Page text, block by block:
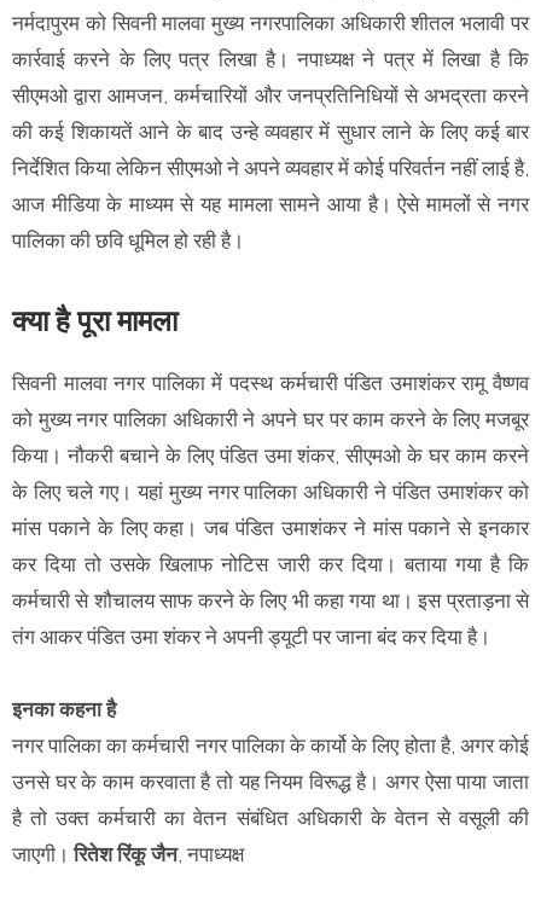
नर्मदापुरम को सिवनी मालवा मुख्य नगरपालिका अधिकारी शीतल भलावी पर
कार्रवाई करने के लिए पत्र लिखा है। नपाध्यक्ष ने पत्र में लिखा है कि
सीएमओ द्वारा आमजन, कर्मचारियों और जनप्रतिनिधियों से अभद्रता करने
की कई शिकायतें आने के बाद उन्हे व्यवहार में सुधार लाने के लिए कई बार
निर्देशित किया लेकिन सीएमओ ने अपने व्यवहार में कोई परिवर्तन नहीं लाई है,
आज मीडिया के माध्यम से यह मामला सामने आया है। ऐसे मामलों से नगर
पालिका की छवि धूमिल हो रही है।
क्या है पूरा मामला
सिवनी मालवा नगर पालिका में पदस्थ कर्मचारी पंडित उमाशंकर रामू वैष्णव
को मुख्य नगर पालिका अधिकारी ने अपने घर पर काम करने के लिए मजबूर
किया। नौकरी बचाने के लिए पंडित उमा शंकर, सीएमओ के घर काम करने
के लिए चले गए। यहां मुख्य नगर पालिका अधिकारी ने पंडित उमाशंकर को
मांस पकाने के लिए कहा। जब पंडित उमाशंकर ने मांस पकाने से इनकार
कर दिया तो उसके खिलाफ नोटिस जारी कर दिया। बताया गया है कि
कर्मचारी से शौचालय साफ करने के लिए भी कहा गया था। इस प्रताड़ना से
तंग आकर पंडित उमा शंकर ने अपनी ड्यूटी पर जाना बंद कर दिया है।
इनका कहना है
नगर पालिका का कर्मचारी नगर पालिका के कार्यो के लिए होता है, अगर कोई
उनसे घर के काम करवाता है तो यह नियम विरूद्ध है। अगर ऐसा पाया जाता
है तो उक्त कर्मचारी का वेतन संबंधित अधिकारी के वेतन से वसूली की
जाएगी।रितेश रिंकू जैन, नपाध्यक्ष